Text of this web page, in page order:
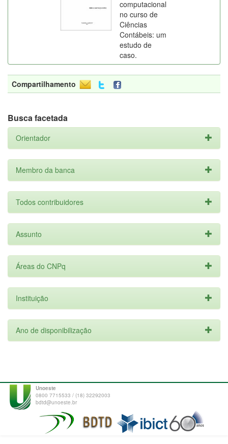
computacional
no curso de
Ciências
Contábeis: um
estudo de
caso.
Compartilhamento
Busca facetada
Orientador
Membro da banca
Todos contribuidores
Assunto
Áreas do CNPq
Instituição
Ano de disponibilização
Unoeste
0800 7715533 / (18) 32292003
bdtd@unoeste.br